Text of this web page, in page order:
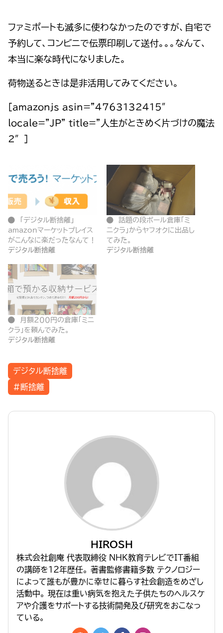
ファミポートも滅多に使わなかったのですが、自宅で
予約して、コンビニで伝票印刷して送付。。。なんて、
本当に楽な時代になりました。
荷物送るときは是非活用してみてください。
[amazonjs asin=”4763132415″
locale=”JP” title=”人生がときめく片づけの魔法
2″]
「デジタル断捨離」
amazonマーケットプレイス
がこんなに楽だったなんて！
デジタル断捨離
話題の段ボール倉庫「ミ
ニクラ」からヤフオクに出品し
てみた。
デジタル断捨離
月額２００円の倉庫「ミニ
クラ」を頼んでみた。
デジタル断捨離
デジタル断捨離
#断捨離
HIROSH
株式会社創庵 代表取締役 NHK教育テレビでIT番組
の講師を１２年歴任。 著書監修書籍多数 テクノロジー
によって誰もが豊かに幸せに暮らす社会創造をめざし
活動中。 現在は重い病気を抱えた子供たちのヘルスケ
アや介護をサポートする技術開発及び研究をおこなっ
ている。